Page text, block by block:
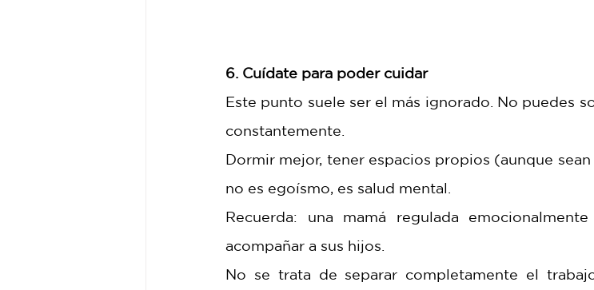
6. Cuídate para poder cuidar
Este punto suele ser el más ignorado. No puedes
constantemente.
Dormir mejor, tener espacios propios (aunque
no es egoísmo, es salud mental.
Recuerda: una mamá regulada
acompañar a sus hijos.
No se trata de separar completamente el